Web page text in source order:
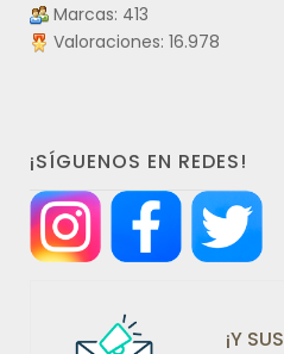
Marcas: 413
Valoraciones: 16.978
¡SÍGUENOS EN REDES!
¡Y